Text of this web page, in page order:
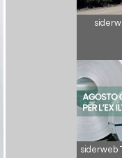
siderweb